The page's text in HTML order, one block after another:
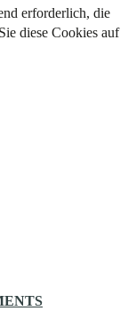
erforderlich, die
diese Cookies auf